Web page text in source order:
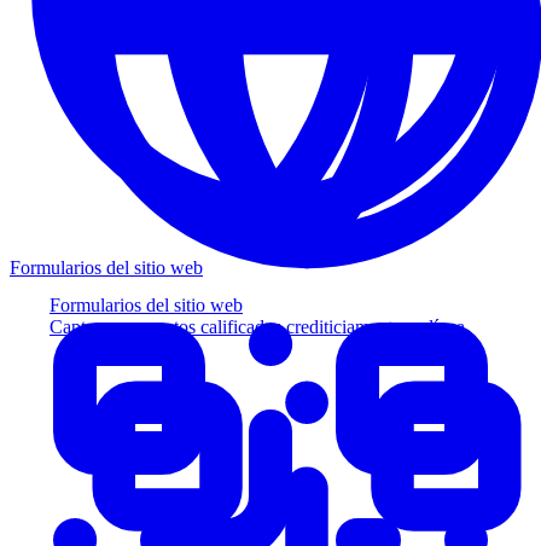
Formularios del sitio web
Capture prospectos calificados crediticiamente en línea
Formularios del sitio web